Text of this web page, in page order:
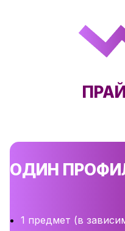
ОДИН
1 предмет (в